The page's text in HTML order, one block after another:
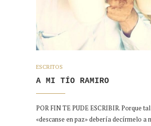
ESCRITOS
A MI TÍO RAMIRO
POR FIN TE PUDE ESCRIBIR. Porque
«descanse en paz» debería decírmelo a